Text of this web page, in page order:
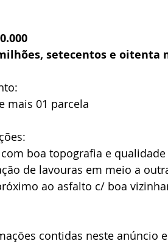
setecentos e oitenta
mais 01 parcela
com boa topografia e
de lavouras em meio a
ao asfalto c/ boa
contidas neste anúncio